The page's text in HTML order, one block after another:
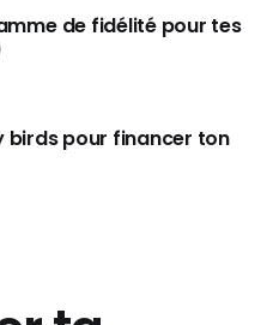
de fidélité pour tes
birds pour financer ton